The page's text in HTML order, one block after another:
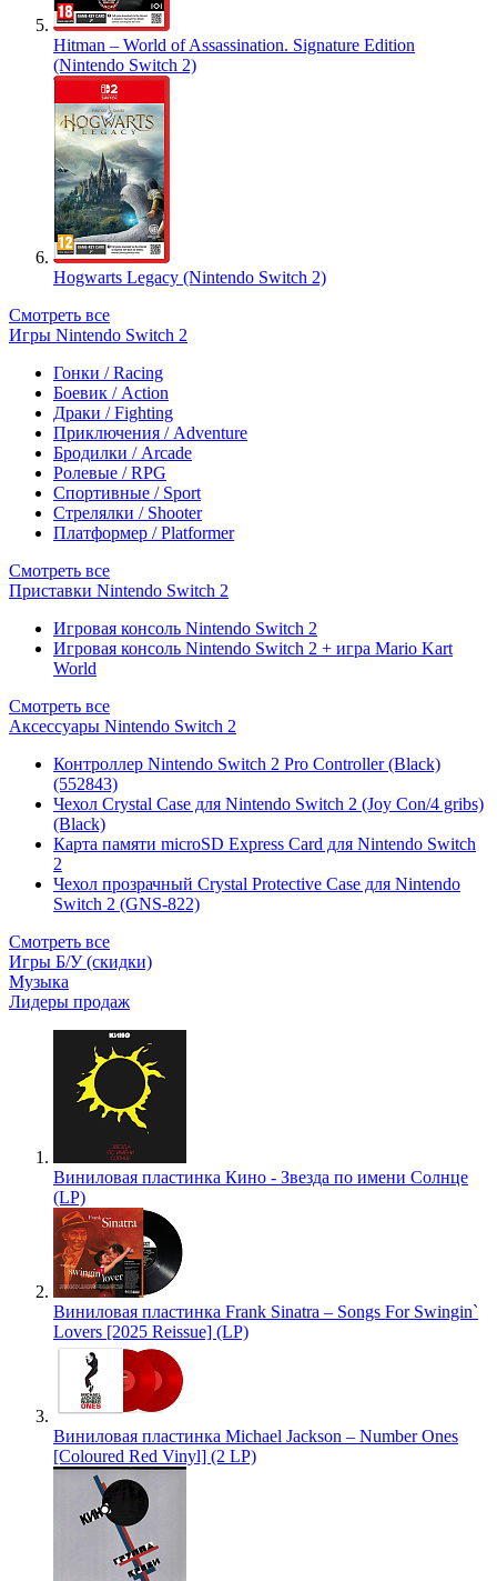
Hitman – World of Assassination. Signature Edition
(Nintendo Switch 2)
Hogwarts Legacy (Nintendo Switch 2)
Смотреть все
Игры Nintendo Switch 2
Гонки / Racing
Боевик / Action
Драки / Fighting
Приключения / Adventure
Бродилки / Arcade
Ролевые / RPG
Спортивные / Sport
Стрелялки / Shooter
Платформер / Platformer
Смотреть все
Приставки Nintendo Switch 2
Игровая консоль Nintendo Switch 2
Игровая консоль Nintendo Switch 2 + игра Mario Kart
World
Смотреть все
Аксессуары Nintendo Switch 2
Контроллер Nintendo Switch 2 Pro Controller (Black)
(552843)
Чехол Сrystal Сase для Nintendo Switch 2 (Joy Con/4 gribs)
(Black)
Карта памяти microSD Express Card для Nintendo Switch
2
Чехол прозрачный Crystal Protective Case для Nintendo
Switch 2 (GNS-822)
Смотреть все
Игры Б/У (скидки)
Музыка
Лидеры продаж
Виниловая пластинка Кино - Звезда по имени Солнце
(LP)
Виниловая пластинка Frank Sinatra – Songs For Swingin`
Lovers [2025 Reissue] (LP)
Виниловая пластинка Michael Jackson – Number Ones
[Coloured Red Vinyl] (2 LP)